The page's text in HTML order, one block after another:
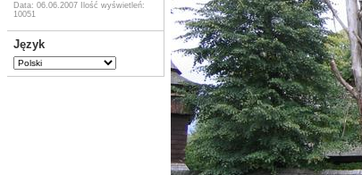
Data: 06.06.2007
Ilość wyświetleń:
10051
Język